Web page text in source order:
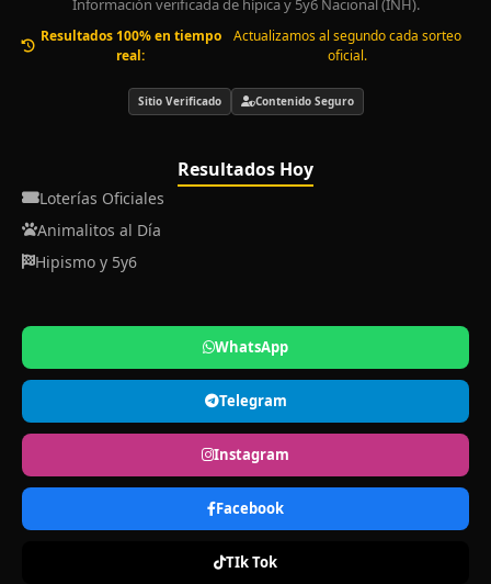
Información verificada de hípica y 5y6 Nacional (INH).
Resultados 100% en tiempo
real:
Actualizamos al segundo cada sorteo
oficial.
Sitio Verificado Contenido Seguro
Resultados Hoy
Loterías Oficiales
Animalitos al Día
Hipismo y 5y6
WhatsApp
Telegram
Instagram
Facebook
TIk Tok